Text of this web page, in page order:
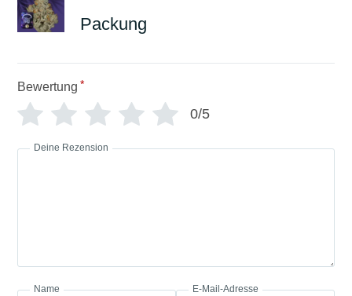
Packung
Bewertung *
0/5
Deine Rezension
Name E-Mail-Adresse